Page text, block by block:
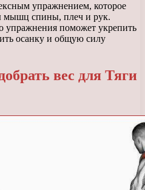
упражнением, которое
мышц спины, плеч и рук.
упражнения поможет укрепить
осанку и общую силу
вес для Тяги